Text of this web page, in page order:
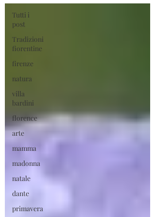
Tutti i
post
Tradizioni
fiorentine
firenze
natura
villa
bardini
florence
arte
mamma
madonna
natale
dante
primavera